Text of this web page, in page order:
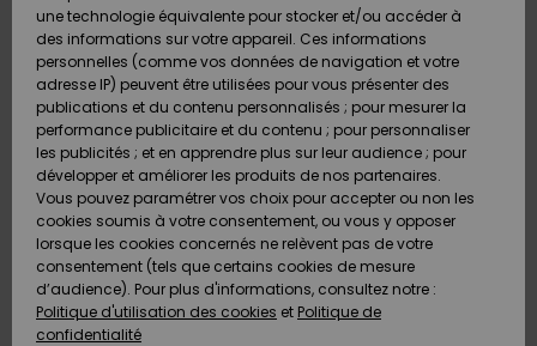
Chaussures
& Tongs
Surf
Snow
Nouveautés
Chaussures
& Tongs
Surf
Snow
Nouveautés
A
Découvrir
Snow
SURF
Enfant
Highlights
Communauté
SNOW
Enfant
Snow
Shop
Femme
A
Découvrir
Communauté
OUTLET
Outlet
Femme
AIDE &
CONTACT
Paiement
Carte
Cadeau
Quiksilver
Freedom
Protection
des
MAGASINS
une technologie équivalente pour stocker et/ou accéder à
des informations sur votre appareil. Ces informations
personnelles (comme vos données de navigation et votre
adresse IP) peuvent être utilisées pour vous présenter des
publications et du contenu personnalisés ; pour mesurer la
performance publicitaire et du contenu ; pour personnaliser
les publicités ; et en apprendre plus sur leur audience ; pour
développer et améliorer les produits de nos partenaires.
Vous pouvez paramétrer vos choix pour accepter ou non les
cookies soumis à votre consentement, ou vous y opposer
lorsque les cookies concernés ne relèvent pas de votre
consentement (tels que certains cookies de mesure
d’audience). Pour plus d'informations, consultez notre :
Politique d'utilisation des cookies et Politique de
confidentialité